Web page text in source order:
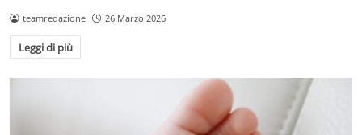
teamredazione 26 Marzo 2026
Leggi di più